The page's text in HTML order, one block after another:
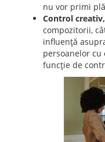
nu vor primi
Control
compozitorii,
influență
persoanelor cu
funcție de